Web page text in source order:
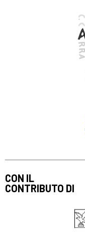
CON IL
CONTRIBUTO DI